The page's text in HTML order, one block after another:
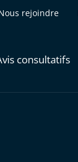
rejoindre
consultatifs